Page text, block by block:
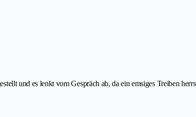
und es lenkt vom Gespräch ab, da ein emsiges Treiben